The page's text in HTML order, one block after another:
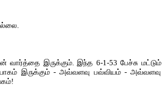
வார்த்தை இருக்கும். இந்த 6-1-53 பேச்சு மட்டும்
இருக்கும் - அவ்வளவு பவ்வியம் - அவ்வளவு